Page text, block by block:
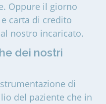
Oppure il giorno
carta di credito
nostro incaricato.
dei nostri
di
del paziente che in